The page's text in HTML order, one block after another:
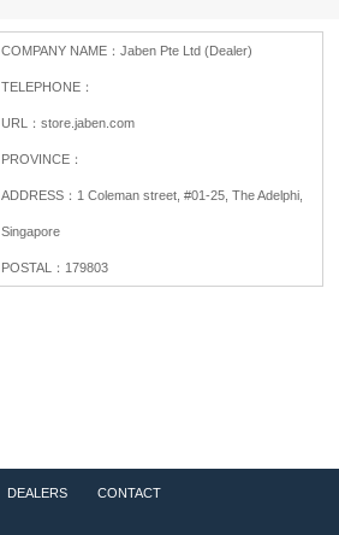
COMPANY NAME： Jaben Pte Ltd (Dealer)
TELEPHONE：
URL： store.jaben.com
PROVINCE：
ADDRESS： 1 Coleman street, #01-25, The Adelphi,
Singapore
POSTAL： 179803
DEALERS CONTACT